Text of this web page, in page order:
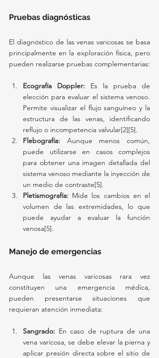
Pruebas diagnósticas
El diagnóstico de las venas varicosas se basa
principalmente en la exploración física, pero
pueden realizarse pruebas complementarias:
Ecografía Doppler: Es la prueba de
elección para evaluar el sistema venoso.
Permite visualizar el flujo sanguíneo y la
estructura de las venas, identificando
reflujo o incompetencia valvular[2][5].
Flebografía: Aunque menos común,
puede utilizarse en casos complejos
para obtener una imagen detallada del
sistema venoso mediante la inyección de
un medio de contraste[5].
Pletismografía: Mide los cambios en el
volumen de las extremidades, lo que
puede ayudar a evaluar la función
venosa[5].
Manejo de emergencias
Aunque las venas varicosas rara vez
constituyen una emergencia médica,
pueden presentarse situaciones que
requieran atención inmediata:
Sangrado: En caso de ruptura de una
vena varicosa, se debe elevar la pierna y
aplicar presión directa sobre el sitio de